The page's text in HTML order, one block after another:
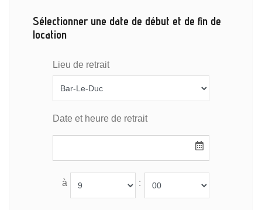
Sélectionner une date de début et de fin de
location
Lieu de retrait
Date et heure de retrait
à :